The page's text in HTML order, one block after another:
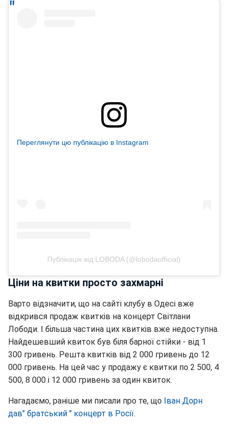
Переглянути цю публікацію в Instagram
Публікація від LOBODA (@lobodaofficial)
Ціни на квитки просто захмарні
Варто відзначити, що на сайті клубу в Одесі вже
відкрився продаж квитків на концерт Світлани
Лободи. І більша частина цих квитків вже недоступна.
Найдешевший квиток був біля барної стійки - від 1
300 гривень. Решта квитків від 2 000 гривень до 12
000 гривень. На цей час у продажу є квитки по 2 500, 4
500, 8 000 і 12 000 гривень за один квиток.
Нагадаємо, раніше ми писали про те, що Іван Дорн
дав" братський " концерт в Росії.